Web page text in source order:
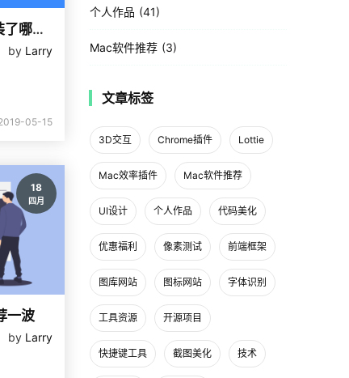
我的Chrome浏览器都安装了哪些扩展插件
by Larry
05-15
18
四月
一波
by Larry
个人作品 41
Mac软件推荐 3
文章标签
3D交互 Chrome插件 Lottie
Mac效率插件 Mac软件推荐
UI设计 个人作品 代码美化
优惠福利 像素测试 前端框架
图库网站 图标网站 字体识别
工具资源 开源项目
快捷键工具 截图美化 技术